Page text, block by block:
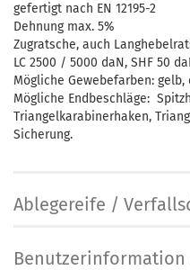
gefertigt nach EN 12195-2
Dehnung max. 5%
Zugratsche, auch
LC 2500 / 5000 daN, SHF 50
Mögliche Gewebefarben:
Mögliche Endbeschläge:
Triangelkarabinerhaken,
Sicherung.
Ablegereife /